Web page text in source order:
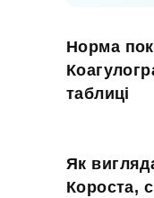
Норма
таблиці
Як
Короста,